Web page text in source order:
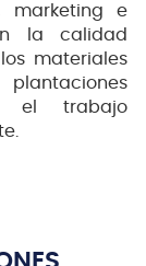
marketing e
la calidad
materiales
el trabajo